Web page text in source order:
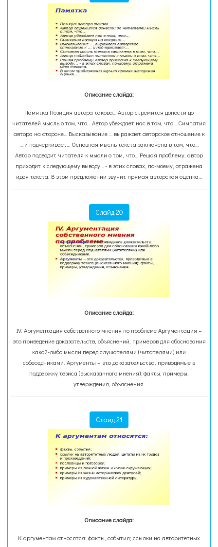
Описание слайда:
Памятка Позиция автора такова… Автор стремится донести до
читателей мысль о том, что… Автор убеждает нас в том, что… Симпатия
автора на стороне… Высказывание … выражает авторское отношение к
… и подчеркивает… Основная мысль текста заключена в том, что…
Автор подводит читателя к мысли о том, что… Решая проблему, автор
приходит к следующему выводу… - в этих словах, по-моему, отражена
идея текста. В этом предложении звучит прямая авторская оценка…
Слайд 20
Описание слайда:
IV. Аргументация собственного мнения по проблеме Аргументация –
это приведение доказательств, объяснений, примеров для обоснования
какой-либо мысли перед слушателями (читателями) или
собеседниками. Аргументы – это доказательства, приводимые в
поддержку тезиса (высказанного мнения): факты, примеры,
утверждения, объяснения.
Слайд 21
Описание слайда:
К аргументам относятся: факты, события; ссылки на авторитетных